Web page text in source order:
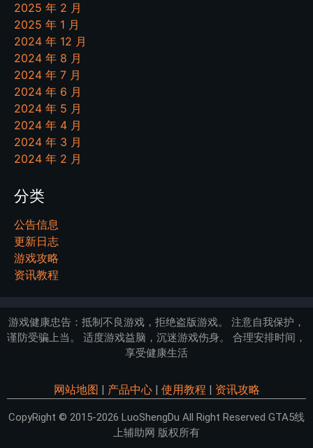
2025 年 2 月
2025 年 1 月
2024 年 12 月
2024 年 8 月
2024 年 7 月
2024 年 6 月
2024 年 5 月
2024 年 4 月
2024 年 3 月
2024 年 2 月
分类
公告信息
更新日志
游戏攻略
资讯教程
游戏健康忠告：抵制不良游戏，拒绝盗版游戏。 注意自我保护，
谨防受骗上当。 适度游戏益脑，沉迷游戏伤身。 合理安排时间，
享受健康生活
网站地图 | 产品中心| 使用教程 | 资讯攻略
CopyRight © 2015-2026 LuoShengDu All Right Reserved GTA5线
上辅助网 版权所有